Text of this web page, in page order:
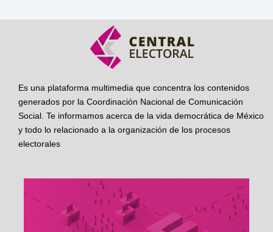
Es una plataforma multimedia que concentra los contenidos
generados por la Coordinación Nacional de Comunicación
Social. Te informamos acerca de la vida democrática de México
y todo lo relacionado a la organización de los procesos
electorales